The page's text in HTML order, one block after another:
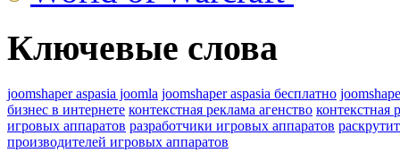
Ключевые слова
joomshaper aspasia joomla joomshaper aspasia бесплатно
бизнес в интернете контекстная реклама агенство контекстная
игровых аппаратов разработчики игровых аппаратов
производителей игровых аппаратов